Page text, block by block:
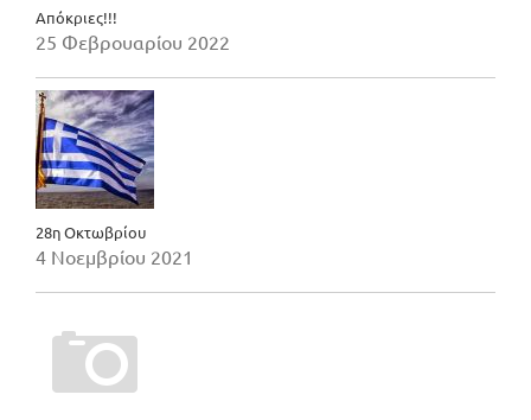
Απόκριες!!!
25 Φεβρουαρίου 2022
28η Οκτωβρίου
4 Νοεμβρίου 2021